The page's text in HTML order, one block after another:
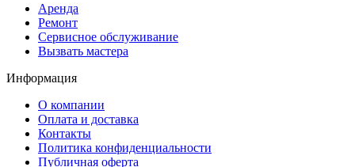
Аренда
Ремонт
Сервисное обслуживание
Вызвать мастера
Информация
О компании
Оплата и доставка
Контакты
Политика конфиденциальности
Публичная оферта